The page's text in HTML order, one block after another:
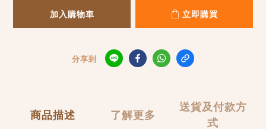
加入購物車 立即購買
分享到
商品描述 了解更多
送貨及付款方
式